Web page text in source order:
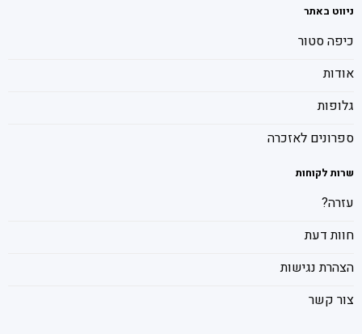
ניווט באתר
כיפה סטור
אודות
גלופות
ספרונים לאזכרה
שרות לקוחות
עזרה?
חוות דעת
הצהרת נגישות
צור קשר